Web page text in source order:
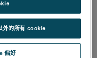
人们对电动汽车进
，以提高车辆效
可用于电动汽车行
偏好
外的所有 cookie